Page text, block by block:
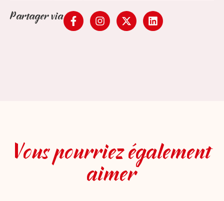
Partager via
Vous pourriez également
aimer